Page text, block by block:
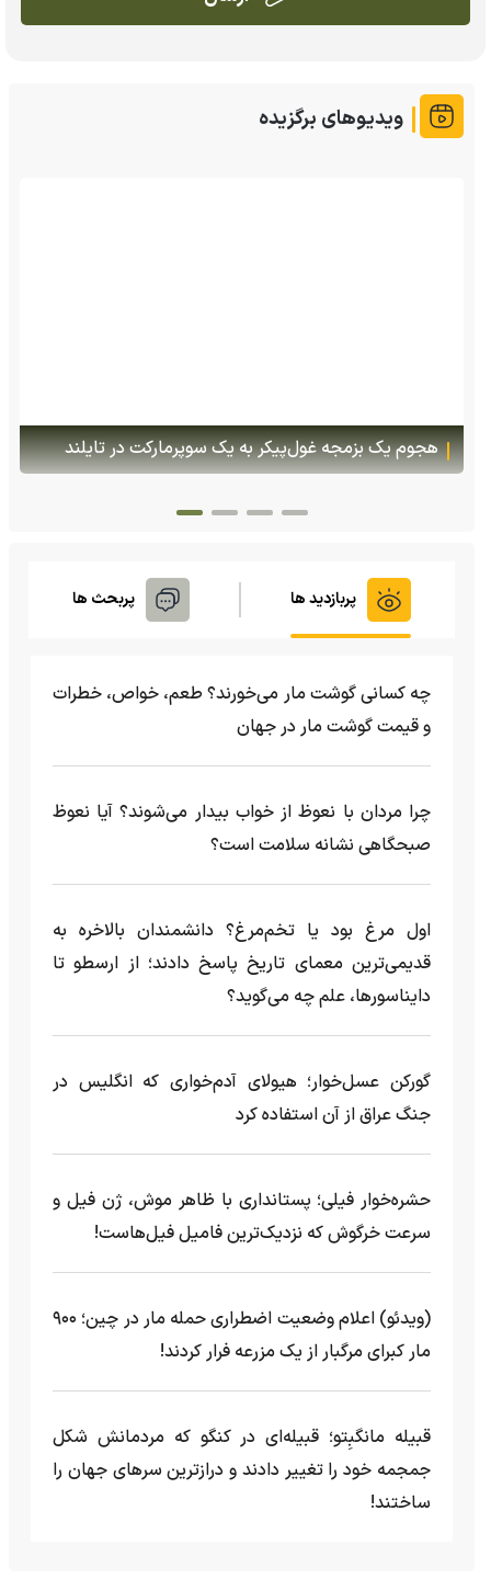
ویدیوهای برگزیده
هجوم یک بزمجه غول‌پیکر به یک سوپرمارکت در تایلند
پربازدید ها پربحث ها
چه کسانی گوشت مار می‌خورند؟ طعم، خواص، خطرات
و قیمت گوشت مار در جهان
چرا مردان با نعوظ از خواب بیدار می‌شوند؟ آیا نعوظ
صبحگاهی نشانه سلامت است؟
اول مرغ بود یا تخم‌مرغ؟ دانشمندان بالاخره به
قدیمی‌ترین معمای تاریخ پاسخ دادند؛ از ارسطو تا
دایناسورها، علم چه می‌گوید؟
گورکن عسل‌خوار؛ هیولای آدم‌خواری که انگلیس در
جنگ عراق از آن استفاده کرد
حشره‌خوار فیلی؛ پستانداری با ظاهر موش، ژن فیل و
سرعت خرگوش که نزدیک‌ترین فامیل فیل‌هاست!
(ویدئو) اعلام وضعیت اضطراری حمله مار‌ در چین؛ ۹۰۰
مار کبرای مرگبار از یک مزرعه‌ فرار کردند!
قبیله مانگبِتو؛ قبیله‌ای در کنگو که مردمانش شکل
جمجمه خود را تغییر دادند و درازترین سرهای جهان را
ساختند!